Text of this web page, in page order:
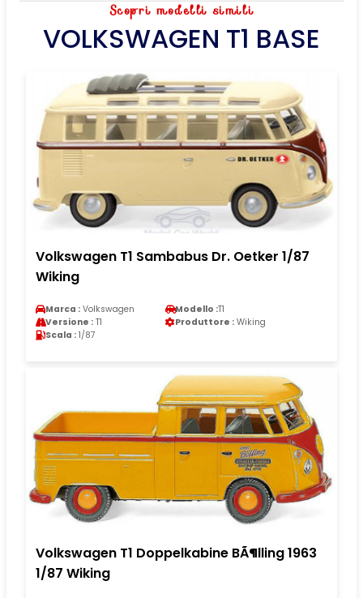
Scopri modelli simili
VOLKSWAGEN T1 BASE
Volkswagen T1 Sambabus Dr. Oetker 1/87
Wiking
Marca : Volkswagen Modello :T1
Versione : T1 Produttore : Wiking
Scala : 1/87
Volkswagen T1 Doppelkabine BÃ¶lling 1963
1/87 Wiking